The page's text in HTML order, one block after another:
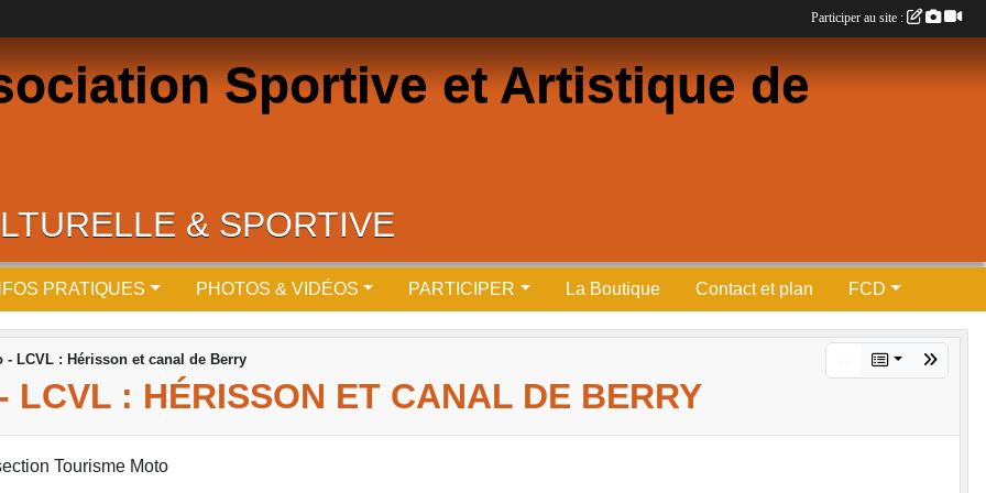
Sportive et Artistique de
& SPORTIVE
PRATIQUES PHOTOS & VIDÉOS PARTICIPER La Boutique Contact et plan FCD
- LCVL : Hérisson et canal de Berry
LCVL : HÉRISSON ET CANAL DE BERRY
Tourisme Moto
Participer au site :